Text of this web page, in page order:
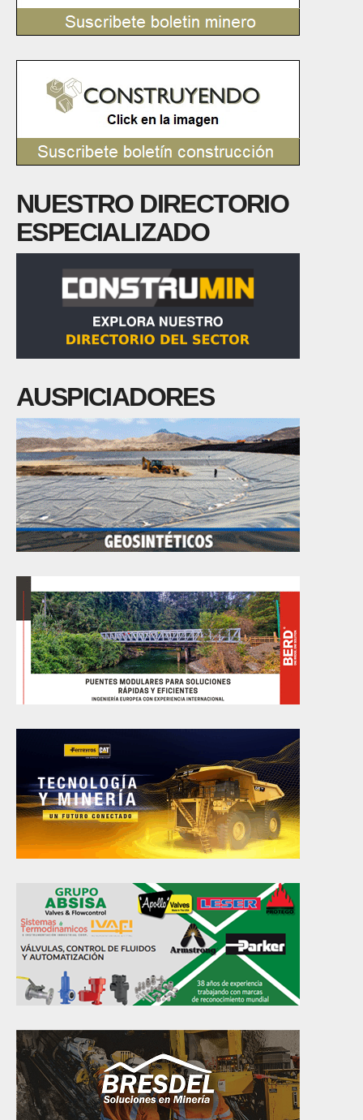
NUESTRO DIRECTORIO
ESPECIALIZADO
AUSPICIADORES